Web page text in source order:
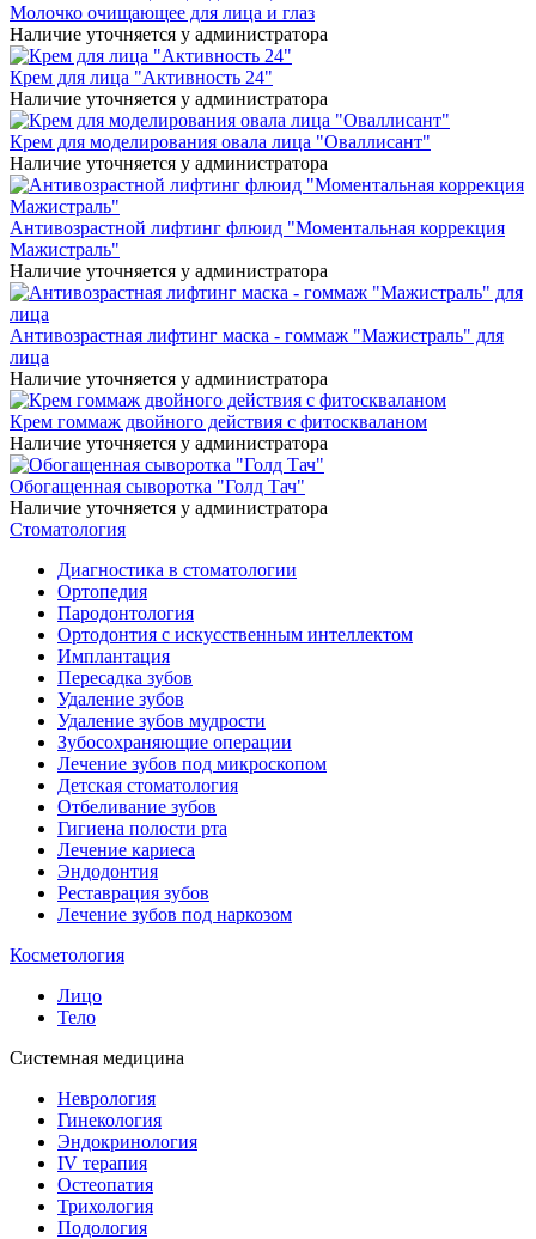
Молочко очищающее для лица и глаз
Наличие уточняется у администратора
Крем для лица "Активность 24"
Наличие уточняется у администратора
Крем для моделирования овала лица "Оваллисант"
Наличие уточняется у администратора
Антивозрастной лифтинг флюид "Моментальная коррекция
Мажистраль"
Наличие уточняется у администратора
Антивозрастная лифтинг маска - гоммаж "Мажистраль" для
лица
Наличие уточняется у администратора
Крем гоммаж двойного действия с фитоскваланом
Наличие уточняется у администратора
Обогащенная сыворотка "Голд Тач"
Наличие уточняется у администратора
Стоматология
Диагностика в стоматологии
Ортопедия
Пародонтология
Ортодонтия с искусственным интеллектом
Имплантация
Пересадка зубов
Удаление зубов
Удаление зубов мудрости
Зубосохраняющие операции
Лечение зубов под микроскопом
Детская стоматология
Отбеливание зубов
Гигиена полости рта
Лечение кариеса
Эндодонтия
Реставрация зубов
Лечение зубов под наркозом
Косметология
Лицо
Тело
Системная медицина
Неврология
Гинекология
Эндокринология
IV терапия
Остеопатия
Трихология
Подология